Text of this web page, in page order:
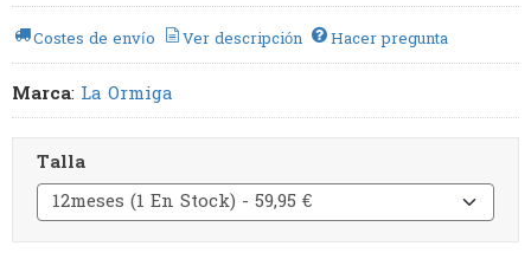
Costes de envío Ver descripción Hacer pregunta
Marca: La Ormiga
Talla